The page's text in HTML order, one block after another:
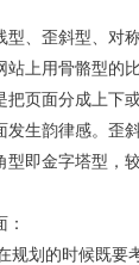
、歪斜型、对
上用骨骼型的
页面分成上下
生韵律感。歪
即金字塔型，
划的时候既要